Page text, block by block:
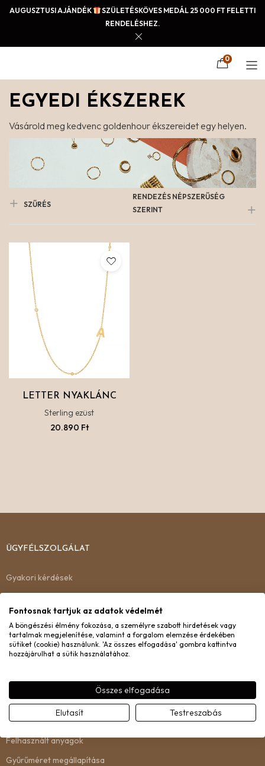
AUGUSZTUSI AJÁNDÉK
SZÜLETÉSKÖVES MEDÁL 25 000 FT FELETTI
RENDELÉSHEZ.
0
EGYEDI ÉKSZEREK
Vásárold meg kedvenc goldenhour ékszereidet egy helyen.
SZŰRÉS
RENDEZÉS NÉPSZERŰSÉG
SZERINT
LETTER NYAKLÁNC
Sterling ezüst
20.890 Ft
ÜGYFÉLSZOLGÁLAT
Gyakori kérdések
Garancia
Csere és visszaküldés
Kapcsolat
Rólunk
Felhasznált anyagok
Gyűrűméret megállapítása
Fontosnak tartjuk az adatok védelmét
A böngészési élmény fokozása, a személyre szabott hirdetések vagy
tartalmak megjelenítése, valamint a forgalom elemzése érdekében
sütiket (cookie) használunk. 'Az összes elfogadása' gombra kattintva
hozzájárulhat a sütik használatához.
Összes elfogadása
Elutasít Testreszabás